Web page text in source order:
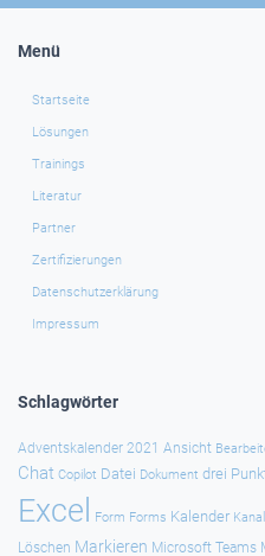
Menü
Startseite
Lösungen
Trainings
Literatur
Partner
Zertifizierungen
Datenschutzerklärung
Impressum
Schlagwörter
Adventskalender 2021 Ansicht
Chat Copilot Datei Dokument drei
Excel Form Forms Kalender Kanal
Löschen Markieren Microsoft Teams